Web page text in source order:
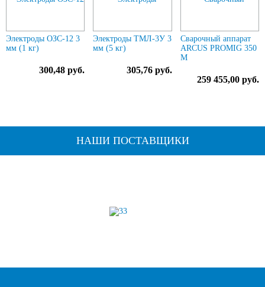
Электроды ОЗС-12 3
мм (1 кг)
300,48 руб.
Электроды ТМЛ-3У 3
мм (5 кг)
305,76 руб.
Сварочный аппарат
ARCUS PROMIG 350
M
259 455,00 руб.
НАШИ ПОСТАВЩИКИ